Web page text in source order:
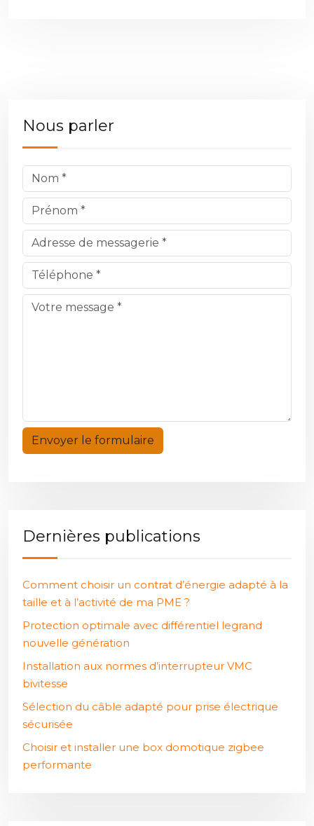
Nous parler
Dernières publications
Comment choisir un contrat d’énergie adapté à la
taille et à l’activité de ma PME ?
Protection optimale avec différentiel legrand
nouvelle génération
Installation aux normes d’interrupteur VMC
bivitesse
Sélection du câble adapté pour prise électrique
sécurisée
Choisir et installer une box domotique zigbee
performante